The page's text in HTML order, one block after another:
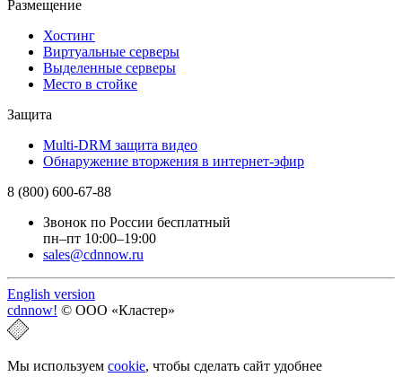
Размещение
Хостинг
Виртуальные серверы
Выделенные серверы
Место в стойке
Защита
Multi-DRM защита видео
Обнаружение вторжения в интернет-эфир
8 (800) 600-67-88
Звонок по России бесплатный
пн–пт 10:00–19:00
sales@cdnnow.ru
English version
cdnnow! © ООО «Кластер»
Мы используем cookie, чтобы сделать сайт удобнее